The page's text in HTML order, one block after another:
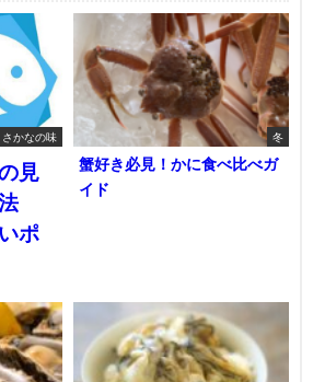
さかなの味
見
ポ
冬
蟹好き必見！かに食べ比べガ
イド